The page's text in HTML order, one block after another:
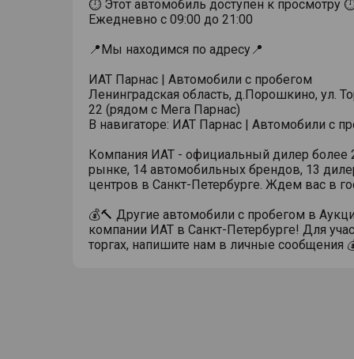
⏱ Этот автомобиль доступен к просмотру
Ежедневно с 09:00 до 21:00
📍Мы находимся по адресу📍
ИАТ Парнас | Автомобили с пробегом
Ленинградская область, д.Порошкино, ул.
22 (рядом с Мега Парнас)
В навигаторе: ИАТ Парнас | Автомобили с
Компания ИАТ - официальный дилер более
рынке, 14 автомобильных брендов, 13
центров в Санкт-Петербурге. Ждем вас в
💰🔨 Другие автомобили с пробегом в
компании ИАТ в Санкт-Петербурге! Для
торгах, напишите нам в личные сообщения